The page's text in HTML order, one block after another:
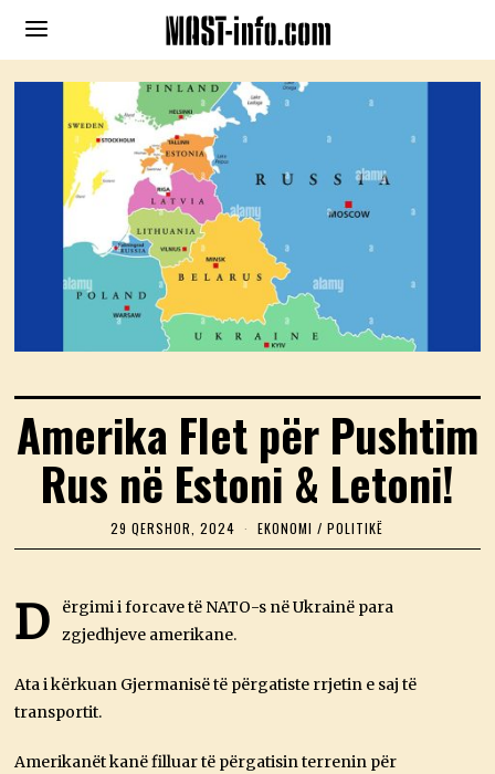
Amerika Flet për Pushtim
Rus në Estoni & Letoni!
29 QERSHOR, 2024
9
R
S
H
,
4
EKONOMI / POLITIKË
D
ërgimi i forcave të NATO-s në Ukrainë para
zgjedhjeve amerikane.
Ata i kërkuan Gjermanisë të përgatiste rrjetin e saj të
transportit.
Amerikanët kanë filluar të përgatisin terrenin për